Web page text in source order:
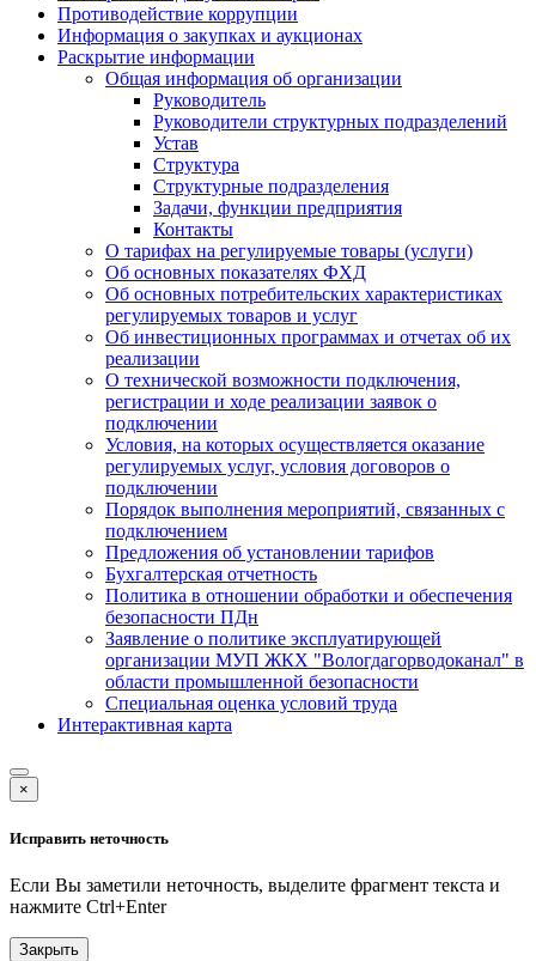
Противодействие коррупции
Информация о закупках и аукционах
Раскрытие информации
Общая информация об организации
Руководитель
Руководители структурных подразделений
Устав
Структура
Структурные подразделения
Задачи, функции предприятия
Контакты
О тарифах на регулируемые товары (услуги)
Об основных показателях ФХД
Об основных потребительских характеристиках
регулируемых товаров и услуг
Об инвестиционных программах и отчетах об их
реализации
О технической возможности подключения,
регистрации и ходе реализации заявок о
подключении
Условия, на которых осуществляется оказание
регулируемых услуг, условия договоров о
подключении
Порядок выполнения мероприятий, связанных с
подключением
Предложения об установлении тарифов
Бухгалтерская отчетность
Политика в отношении обработки и обеспечения
безопасности ПДн
Заявление о политике эксплуатирующей
организации МУП ЖКХ "Вологдагорводоканал" в
области промышленной безопасности
Специальная оценка условий труда
Интерактивная карта
×
Исправить неточность
Если Вы заметили неточность, выделите фрагмент текста и
нажмите Ctrl+Enter
Закрыть